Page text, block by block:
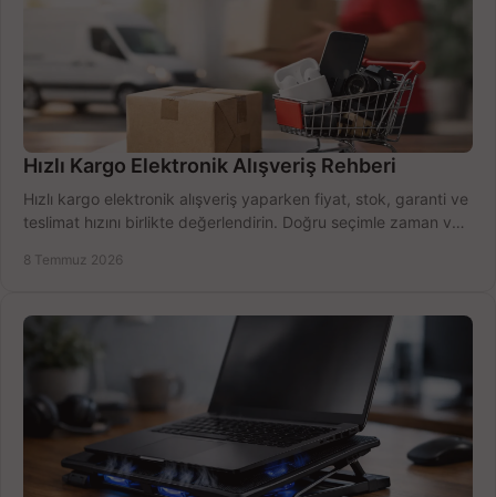
Hızlı Kargo Elektronik Alışveriş Rehberi
Hızlı kargo elektronik alışveriş yaparken fiyat, stok, garanti ve
teslimat hızını birlikte değerlendirin. Doğru seçimle zaman ve
8 Temmuz 2026